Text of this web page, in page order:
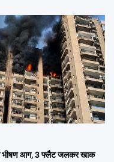
भीषण आग, 3 फ्लैट जलकर खाक